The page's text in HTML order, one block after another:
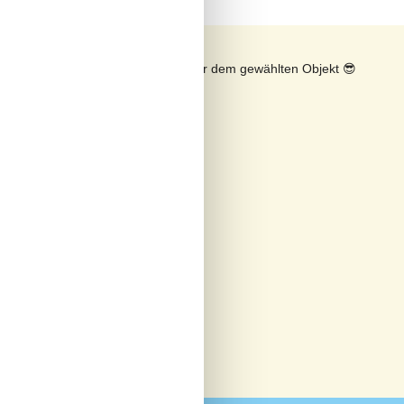
Sonnenstand über dem gewählten Objekt 😎